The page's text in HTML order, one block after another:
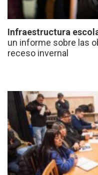
Infraestructura
un informe sobre las
receso invernal